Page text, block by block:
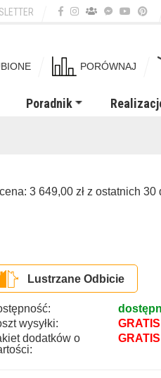
PORÓWNAJ
Poradnik
3 649,00 zł z ostatnich 30
Lustrzane Odbicie
wysyłki:
GRATIS
dodatków o
GRATIS